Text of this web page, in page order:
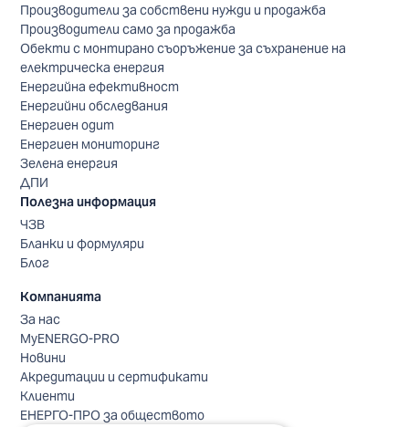
Производители за собствени нужди и продажба
Производители само за продажба
Обекти с монтирано съоръжение за съхранение на
електрическа енергия
Енергийна ефективност
Енергийни обследвания
Енергиен одит
Енергиен мониторинг
Зелена енергия
ДПИ
Полезна информация
ЧЗВ
Бланки и формуляри
Блог
Компанията
За нас
MyENERGO-PRO
Новини
Акредитации и сертификати
Клиенти
ЕНЕРГО-ПРО за обществото